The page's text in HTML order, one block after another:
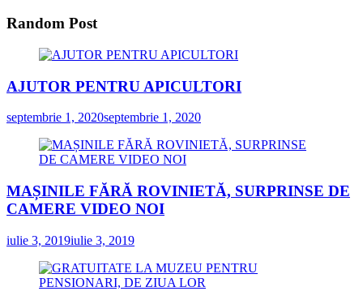
Random Post
AJUTOR PENTRU APICULTORI
septembrie 1, 2020septembrie 1, 2020
MAȘINILE FĂRĂ ROVINIETĂ, SURPRINSE DE
CAMERE VIDEO NOI
iulie 3, 2019iulie 3, 2019